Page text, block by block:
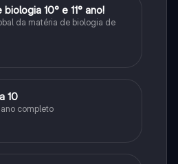
10° e 11° ano!
da matéria de biologia de
10
completo